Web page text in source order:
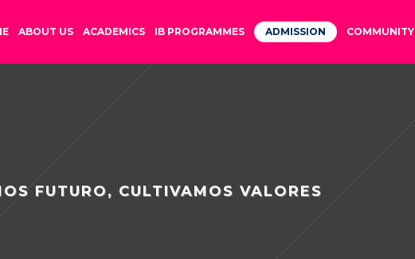
ABOUT US ACADEMICS IB PROGRAMMES ADMISSION COMMUNITY
FUTURO, CULTIVAMOS VALORES